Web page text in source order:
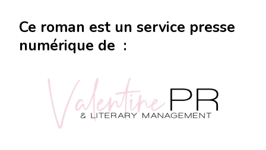
Ce roman est un service presse
numérique de :